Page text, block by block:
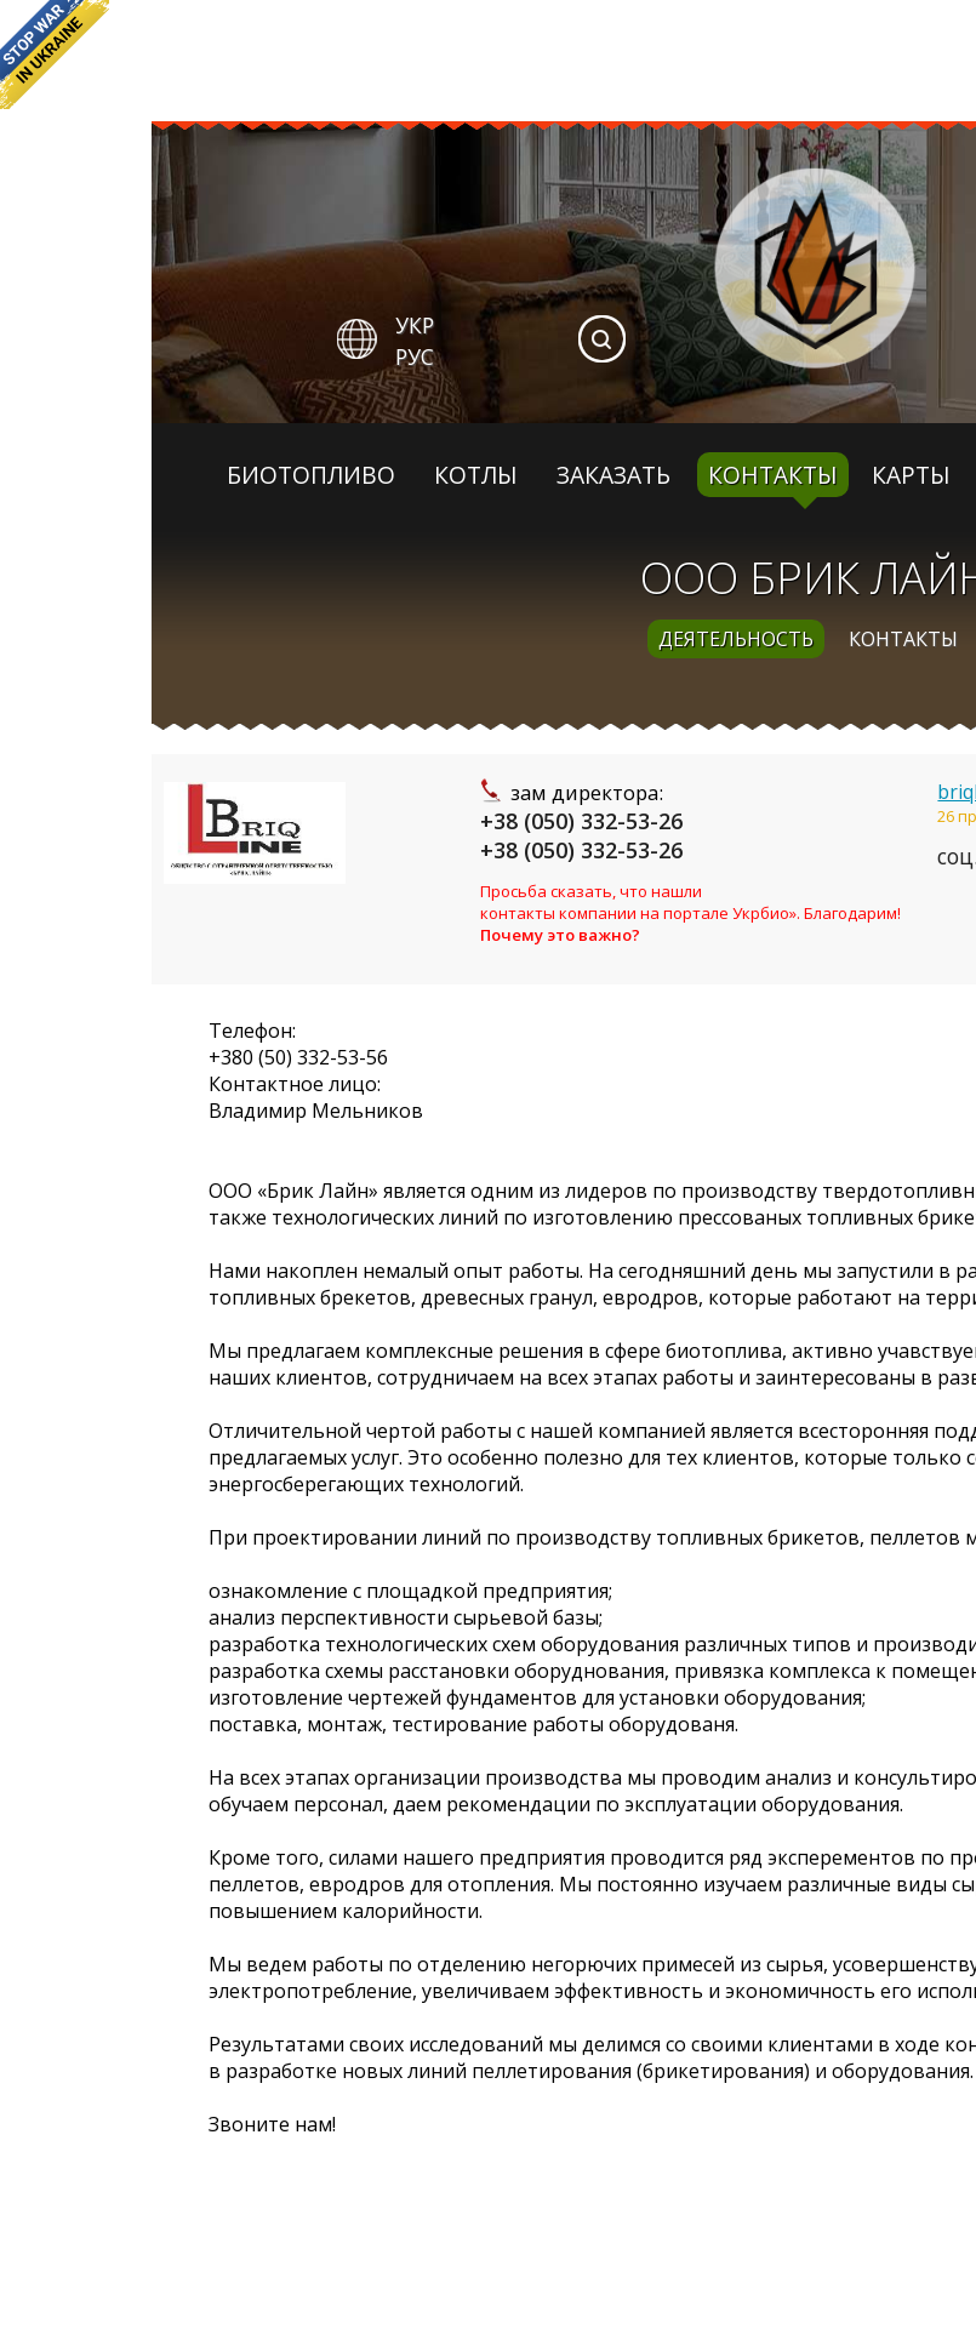
УКР
РУС
БИОТОПЛИВО КОТЛЫ ЗАКАЗАТЬ КОНТАКТЫ КАРТЫ
ООО БРИК
ДЕЯТЕЛЬНОСТЬ КОНТАКТЫ
зам директора:
+38 (050) 332-53-26
+38 (050) 332-53-26
Просьба сказать, что нашли
контакты компании на портале Укрбио». Благодарим!
Почему это важно?
26
Телефон:
+380 (50) 332-53-56
Контактное лицо:
Владимир Мельников
ООО «Брик Лайн» является одним из лидеров по производству
также технологических линий по изготовлению прессованых топливных
Нами накоплен немалый опыт работы. На сегодняшний день мы запустили в
топливных брекетов, древесных гранул, евродров, которые работают на
Мы предлагаем комплексные решения в сфере биотоплива, активно
наших клиентов, сотрудничаем на всех этапах работы и заинтересованы в
Отличительной чертой работы с нашей компанией является всесторонняя
предлагаемых услуг. Это особенно полезно для тех клиентов, которые
энергосберегающих технологий.
При проектировании линий по производству топливных брикетов,
ознакомление с площадкой предприятия;
анализ перспективности сырьевой базы;
разработка технологических схем оборудования различных типов и
разработка схемы расстановки оборуднования, привязка комплекса к
изготовление чертежей фундаментов для установки оборудования;
поставка, монтаж, тестирование работы оборудованя.
На всех этапах организации производства мы проводим анализ и
обучаем персонал, даем рекомендации по эксплуатации оборудования.
Кроме того, силами нашего предприятия проводится ряд эксперементов по
пеллетов, евродров для отопления. Мы постоянно изучаем различные виды
повышением калорийности.
Мы ведем работы по отделению негорючих примесей из сырья,
электропотребление, увеличиваем эффективность и экономичность его
Результатами своих исследований мы делимся со своими клиентами в ходе
в разработке новых линий пеллетирования (брикетирования) и оборудования.
Звоните нам!